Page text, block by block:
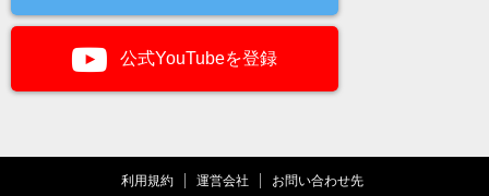
公式YouTubeを登録
利用規約 運営会社 お問い合わせ先